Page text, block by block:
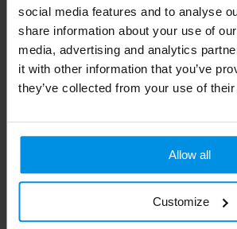
social media features and to analyse
share information about your use of
media, advertising and analytics
it with other information that you’ve
they’ve collected from your use of
Allow all
Customize
Gerelateerde